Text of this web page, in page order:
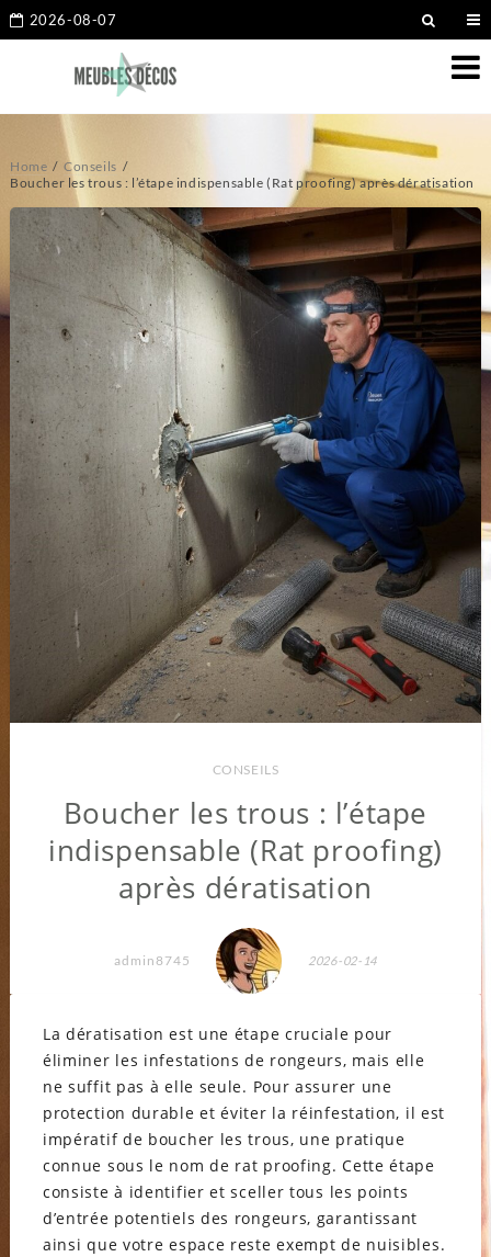
2026-08-07
Home
Conseils
Boucher les trous : l’étape indispensable (Rat proofing) après dératisation
CONSEILS
Boucher les trous : l’étape
indispensable (Rat proofing)
après dératisation
admin8745 2026-02-14
La dératisation est une étape cruciale pour
éliminer les infestations de rongeurs, mais elle
ne suffit pas à elle seule. Pour assurer une
protection durable et éviter la réinfestation, il est
impératif de boucher les trous, une pratique
connue sous le nom de rat proofing. Cette étape
consiste à identifier et sceller tous les points
d’entrée potentiels des rongeurs, garantissant
ainsi que votre espace reste exempt de nuisibles.